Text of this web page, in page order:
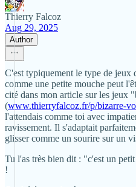
Thierry Falcoz
Aug 29, 2025
Author
C'est typiquement le type de jeux
comme une petite mouche peut
cité dans mon article sur les jeux
(www.thierryfalcoz.fr/p/bizarre-
l'attendais comme toi avec
ravissement. Il s'adaptait
glisser comme un sourire sur un
Tu l'as très bien dit : "c'est un
!